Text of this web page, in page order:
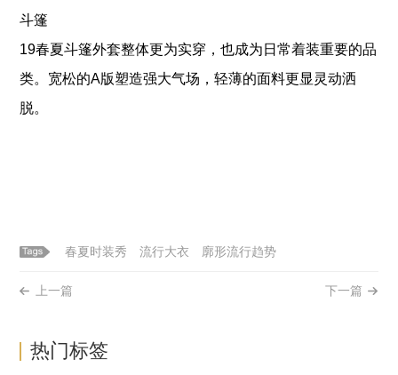
斗篷
19春夏斗篷外套整体更为实穿，也成为日常着装重要的品
类。宽松的A版塑造强大气场，轻薄的面料更显灵动洒
脱。
春夏时装秀 流行大衣 廓形流行趋势
上一篇 下一篇
热门标签